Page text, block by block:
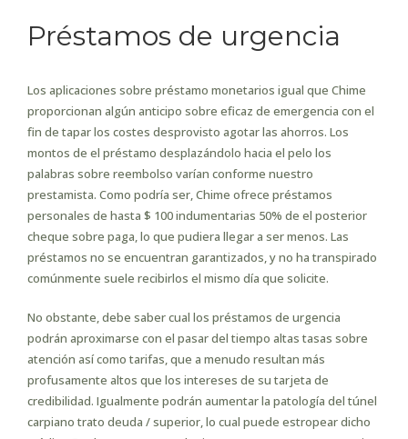
Préstamos de urgencia
Los aplicaciones sobre préstamo monetarios igual que Chime
proporcionan algún anticipo sobre eficaz de emergencia con el
fin de tapar los costes desprovisto agotar las ahorros. Los
montos de el préstamo desplazándolo hacia el pelo los
palabras sobre reembolso varían conforme nuestro
prestamista. Como podrí­a ser, Chime ofrece préstamos
personales de hasta $ 100 indumentarias 50% de el posterior
cheque sobre paga, lo que pudiera llegar a ser menos. Las
préstamos no se encuentran garantizados, y no ha transpirado
comúnmente suele recibirlos el mismo día que solicite.
No obstante, debe saber cual los préstamos de urgencia
podrán aproximarse con el pasar del tiempo altas tasas sobre
atención así­ como tarifas, que a menudo resultan más
profusamente altos que los intereses de su tarjeta de
credibilidad. Igualmente podrán aumentar la patologí­a del túnel
carpiano trato deuda / superior, lo cual puede estropear dicho